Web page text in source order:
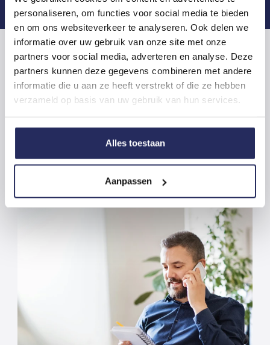
personaliseren, om functies voor social media te bieden
en om ons websiteverkeer te analyseren. Ook delen we
informatie over uw gebruik van onze site met onze
partners voor social media, adverteren en analyse. Deze
partners kunnen deze gegevens combineren met andere
informatie die u aan ze heeft verstrekt of die ze hebben
verzameld op basis van uw gebruik van hun services.
Alles toestaan
Aanpassen